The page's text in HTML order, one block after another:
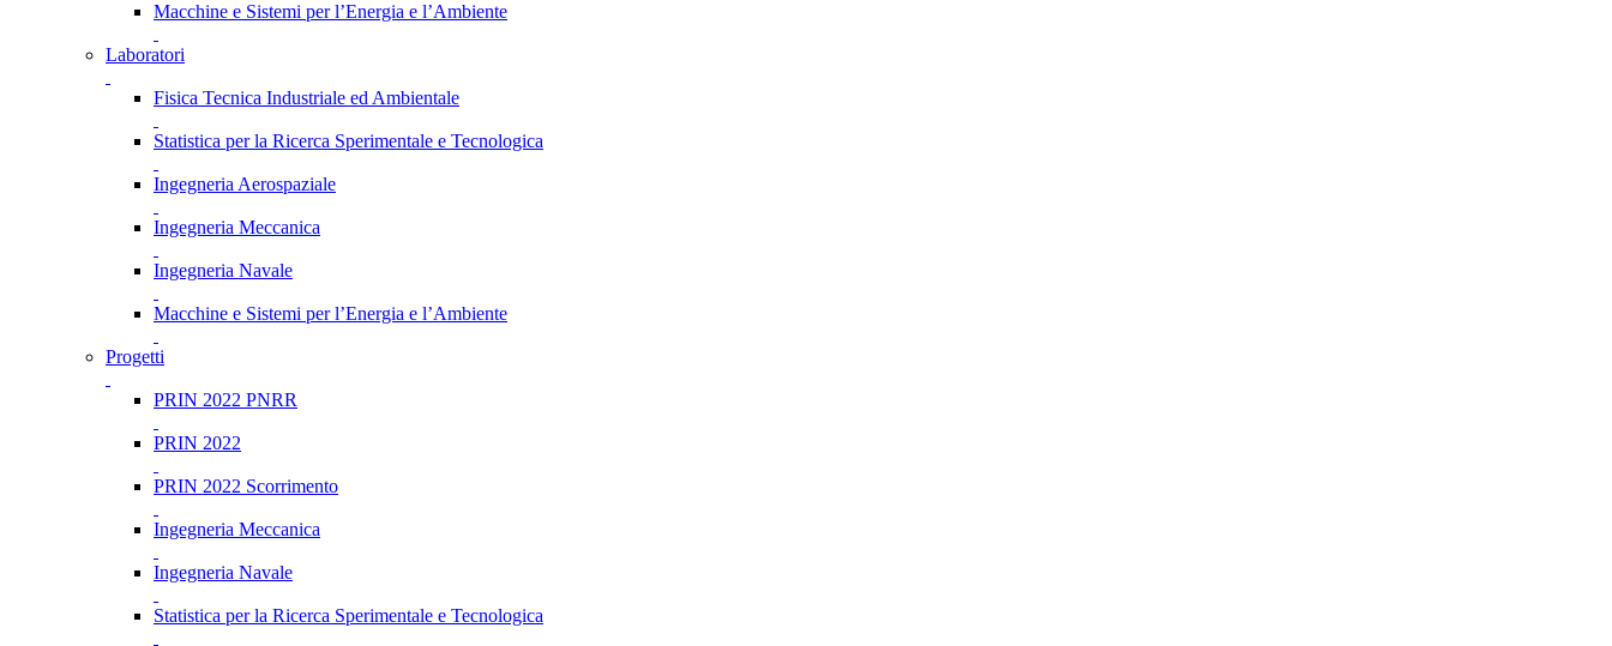
Macchine e Sistemi per l’Energia e l’Ambiente
Laboratori
Fisica Tecnica Industriale ed Ambientale
Statistica per la Ricerca Sperimentale e Tecnologica
Ingegneria Aerospaziale
Ingegneria Meccanica
Ingegneria Navale
Macchine e Sistemi per l’Energia e l’Ambiente
Progetti
PRIN 2022 PNRR
PRIN 2022
PRIN 2022 Scorrimento
Ingegneria Meccanica
Ingegneria Navale
Statistica per la Ricerca Sperimentale e Tecnologica